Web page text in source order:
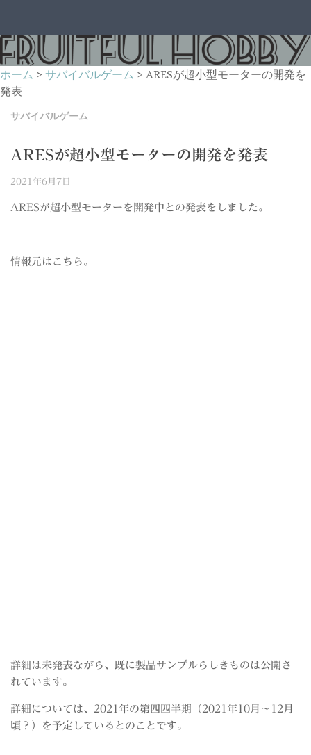
ホーム > サバイバルゲーム > ARESが超小型モーターの開発を
発表
サバイバルゲーム
ARESが超小型モーターの開発を発表
2021年6月7日
ARESが超小型モーターを開発中との発表をしました。
情報元はこちら。
詳細は未発表ながら、既に製品サンプルらしきものは公開さ
れています。
詳細については、2021年の第四四半期（2021年10月～12月
頃？）を予定しているとのことです。